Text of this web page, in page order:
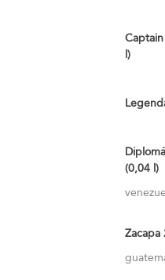
l)
(0,04 l)
Zacapa